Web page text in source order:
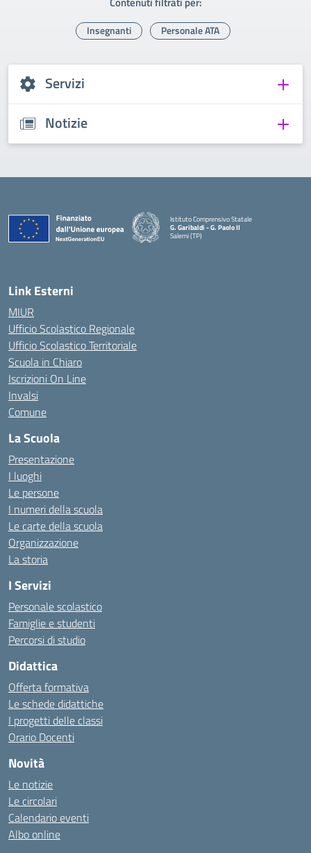
Insegnanti Personale ATA
Servizi
Notizie
Istituto Comprensivo Statale
G. Garibaldi - G. Paolo II
Salemi (TP)
Link Esterni
MIUR
Ufficio Scolastico Regionale
Ufficio Scolastico Territoriale
Scuola in Chiaro
Iscrizioni On Line
Invalsi
Comune
La Scuola
Presentazione
I luoghi
Le persone
I numeri della scuola
Le carte della scuola
Organizzazione
La storia
I Servizi
Personale scolastico
Famiglie e studenti
Percorsi di studio
Didattica
Offerta formativa
Le schede didattiche
I progetti delle classi
Orario Docenti
Novità
Le notizie
Le circolari
Calendario eventi
Albo online